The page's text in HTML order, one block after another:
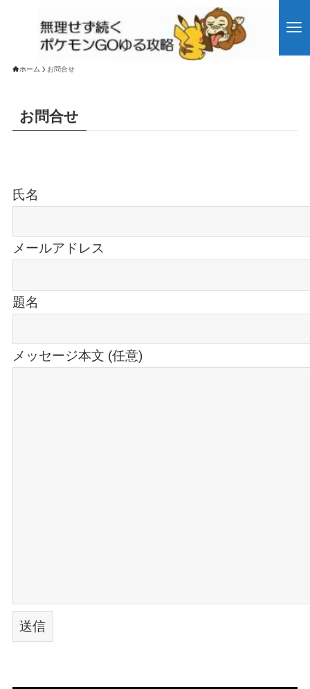
ホーム お問合せ
お問合せ
氏名
メールアドレス
題名
メッセージ本文 (任意)